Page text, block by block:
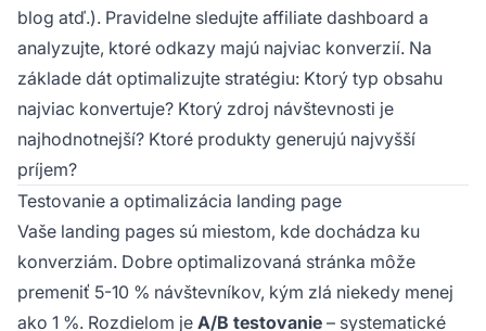
blog atď.). Pravidelne sledujte affiliate dashboard a
analyzujte, ktoré odkazy majú najviac konverzií. Na
základe dát optimalizujte stratégiu: Ktorý typ obsahu
najviac konvertuje? Ktorý zdroj návštevnosti je
najhodnotnejší? Ktoré produkty generujú najvyšší
príjem?
Testovanie a optimalizácia landing page
Vaše landing pages sú miestom, kde dochádza ku
konverziám. Dobre optimalizovaná stránka môže
premeniť 5-10 % návštevníkov, kým zlá niekedy menej
ako 1 %. Rozdielom je A/B testovanie – systematické